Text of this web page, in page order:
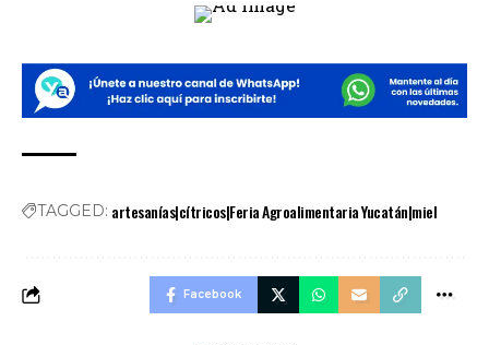
TAGGED: artesanías|cítricos|Feria Agroalimentaria Yucatán|miel
Facebook